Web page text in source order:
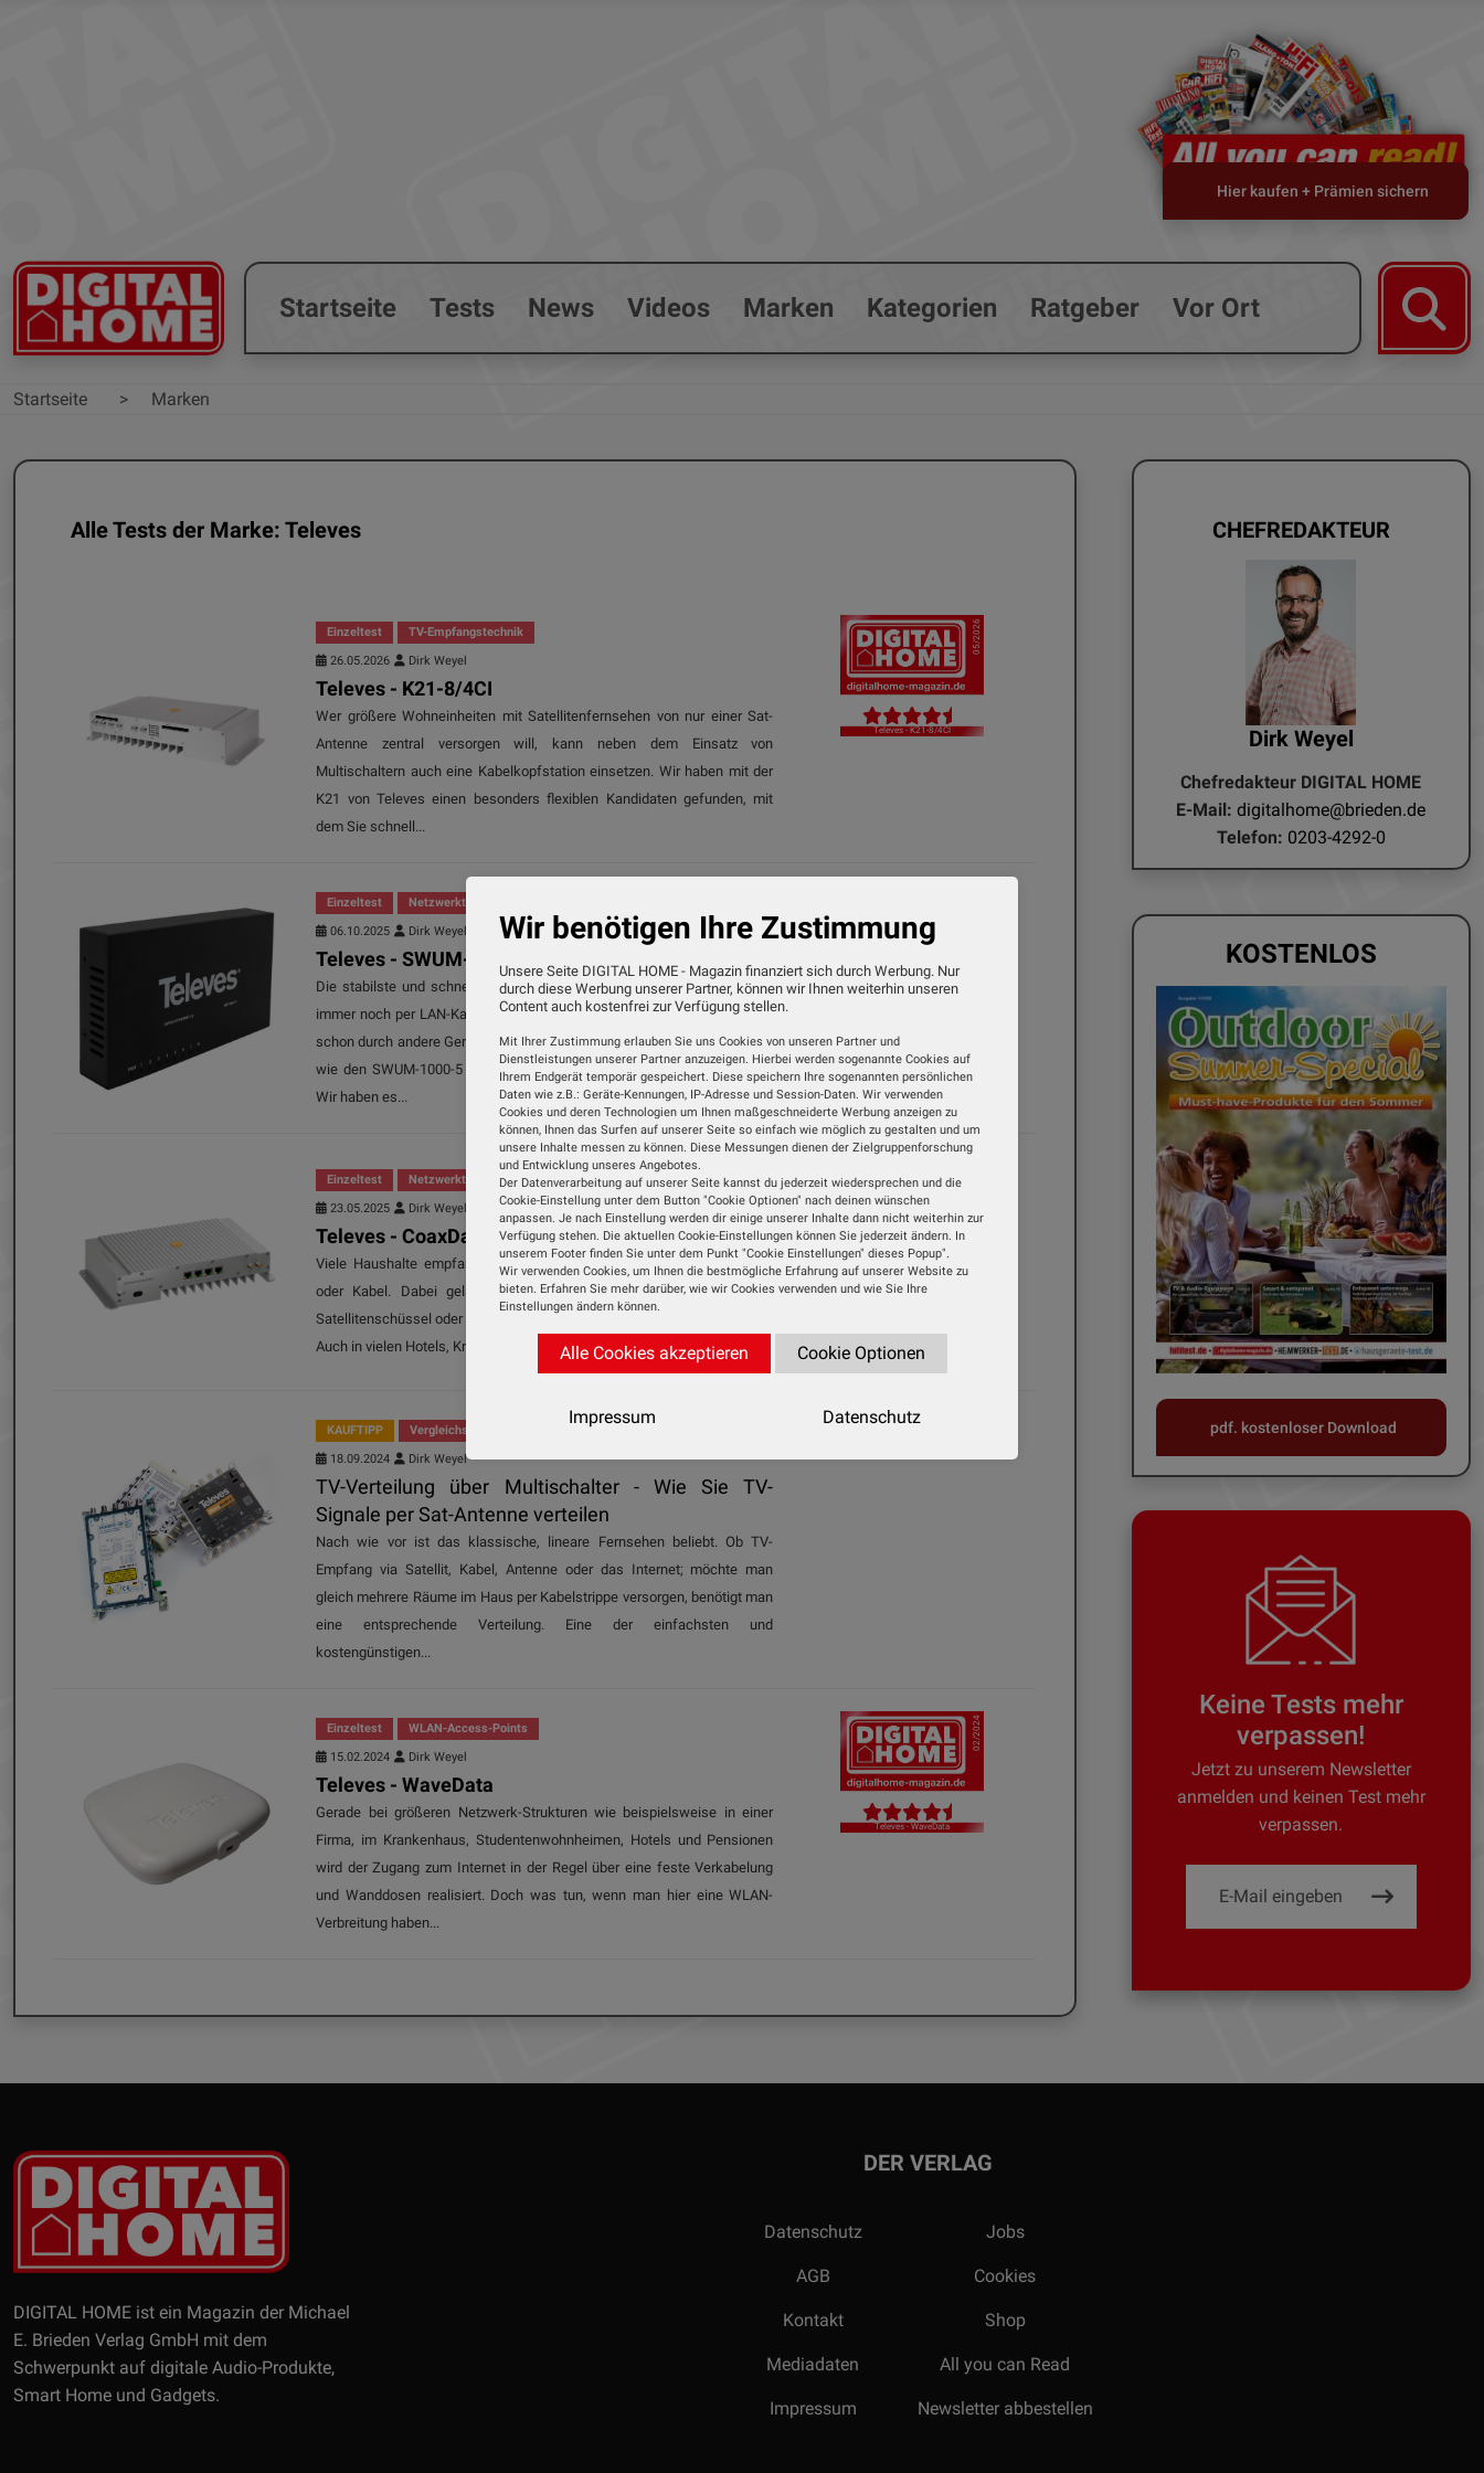
Hier kaufen + Prämien sichern
Startseite Tests News Videos Marken Kategorien Ratgeber Vor Ort
Startseite Marken
Alle Tests der Marke: Televes
Einzeltest
TV-Empfangstechnik
26.05.2026
Dirk Weyel
Televes - K21-8/4CI
Wer größere Wohneinheiten mit Satellitenfernsehen von nur einer Sat-
Antenne zentral versorgen will, kann neben dem Einsatz von
Multischaltern auch eine Kabelkopfstation einsetzen. Wir haben mit der
K21 von Televes einen besonders flexiblen Kandidaten gefunden, mit
dem Sie schnell...
05/2026
Televes - K21-8/4CI
Einzeltest
Netzwerktechnik
06.10.2025
Dirk Weyel
Televes - SWUM-1000
Die stabilste und schnellste Internet- und Netzwerk-Verbindung gibt es
immer noch per LAN-Kabel. Doch was, wenn alle Anschlüsse am Router
schon durch andere Geräte belegt sind? Ganz einfach: Ethernet-Switches
wie den SWUM-1000-5 und den SWUM-1000-8 von Televes einbinden.
Wir haben es...
Einzeltest
Netzwerktechnik
23.05.2025
Dirk Weyel
Televes - CoaxData
Viele Haushalte empfangen ihr TV-Signal noch klassisch über Satellit
oder Kabel. Dabei gelangen die Signale über Koaxialkabel von der
Satellitenschüssel oder dem Verteilerkasten in die einzelnen Wohnungen.
Auch in vielen Hotels, Krankenhäusern und Pensionen ist diese...
Televes - CoaxData
KAUFTIPP
Vergleichstest
18.09.2024
Dirk Weyel
TV-Verteilung über Multischalter - Wie Sie TV-
Signale per Sat-Antenne verteilen
Nach wie vor ist das klassische, lineare Fernsehen beliebt. Ob TV-
Empfang via Satellit, Kabel, Antenne oder das Internet; möchte man
gleich mehrere Räume im Haus per Kabelstrippe versorgen, benötigt man
eine entsprechende Verteilung. Eine der einfachsten und
kostengünstigen...
Einzeltest
WLAN-Access-Points
15.02.2024
Dirk Weyel
Televes - WaveData
Gerade bei größeren Netzwerk-Strukturen wie beispielsweise in einer
Firma, im Krankenhaus, Studentenwohnheimen, Hotels und Pensionen
wird der Zugang zum Internet in der Regel über eine feste Verkabelung
und Wanddosen realisiert. Doch was tun, wenn man hier eine WLAN-
Verbreitung haben...
02/2024
Televes - WaveData
CHEFREDAKTEUR
Dirk Weyel
Chefredakteur DIGITAL HOME
E-Mail: digitalhome@brieden.de
Telefon: 0203-4292-0
KOSTENLOS
pdf. kostenloser Download
Keine Tests mehr
verpassen!
Jetzt zu unserem Newsletter
anmelden und keinen Test mehr
verpassen.
DIGITAL HOME ist ein Magazin der Michael
E. Brieden Verlag GmbH mit dem
Schwerpunkt auf digitale Audio-Produkte,
Smart Home und Gadgets.
DER VERLAG
Datenschutz
AGB
Kontakt
Mediadaten
Impressum
Jobs
Cookies
Shop
All you can Read
Newsletter abbestellen
Wir benötigen Ihre Zustimmung
Unsere Seite DIGITAL HOME - Magazin finanziert sich durch Werbung. Nur
durch diese Werbung unserer Partner, können wir Ihnen weiterhin unseren
Content auch kostenfrei zur Verfügung stellen.
Mit Ihrer Zustimmung erlauben Sie uns Cookies von unseren Partner und
Dienstleistungen unserer Partner anzuzeigen. Hierbei werden sogenannte Cookies auf
Ihrem Endgerät temporär gespeichert. Diese speichern Ihre sogenannten persönlichen
Daten wie z.B.: Geräte-Kennungen, IP-Adresse und Session-Daten. Wir verwenden
Cookies und deren Technologien um Ihnen maßgeschneiderte Werbung anzeigen zu
können, Ihnen das Surfen auf unserer Seite so einfach wie möglich zu gestalten und um
unsere Inhalte messen zu können. Diese Messungen dienen der Zielgruppenforschung
und Entwicklung unseres Angebotes.
Der Datenverarbeitung auf unserer Seite kannst du jederzeit wiedersprechen und die
Cookie-Einstellung unter dem Button "Cookie Optionen" nach deinen wünschen
anpassen. Je nach Einstellung werden dir einige unserer Inhalte dann nicht weiterhin zur
Verfügung stehen. Die aktuellen Cookie-Einstellungen können Sie jederzeit ändern. In
unserem Footer finden Sie unter dem Punkt "Cookie Einstellungen" dieses Popup".
Wir verwenden Cookies, um Ihnen die bestmögliche Erfahrung auf unserer Website zu
bieten. Erfahren Sie mehr darüber, wie wir Cookies verwenden und wie Sie Ihre
Einstellungen ändern können.
Alle Cookies akzeptieren Cookie Optionen
Impressum Datenschutz